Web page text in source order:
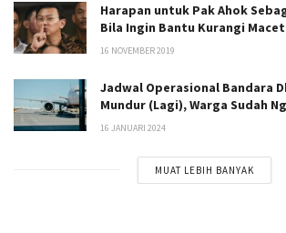
Harapan untuk Pak Ahok
Bila Ingin Bantu Kurangi
16 NOVEMBER 2019
Jadwal Operasional Bandara
Mundur (Lagi), Warga Sudah
16 JANUARI 2024
MUAT LEBIH BANYAK